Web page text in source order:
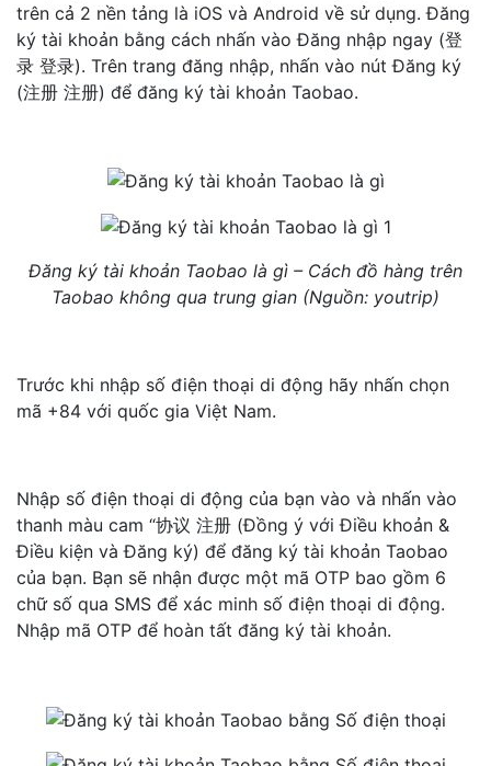
trên cả 2 nền tảng là iOS và Android về sử dụng. Đăng
ký tài khoản bằng cách nhấn vào Đăng nhập ngay (登
录 登录). Trên trang đăng nhập, nhấn vào nút Đăng ký
(注册 注册) để đăng ký tài khoản Taobao.
Đăng ký tài khoản Taobao là gì – Cách đồ hàng trên
Taobao không qua trung gian (Nguồn: youtrip)
Trước khi nhập số điện thoại di động hãy nhấn chọn
mã +84 với quốc gia Việt Nam.
Nhập số điện thoại di động của bạn vào và nhấn vào
thanh màu cam “协议 注册 (Đồng ý với Điều khoản &
Điều kiện và Đăng ký) để đăng ký tài khoản Taobao
của bạn. Bạn sẽ nhận được một mã OTP bao gồm 6
chữ số qua SMS để xác minh số điện thoại di động.
Nhập mã OTP để hoàn tất đăng ký tài khoản.